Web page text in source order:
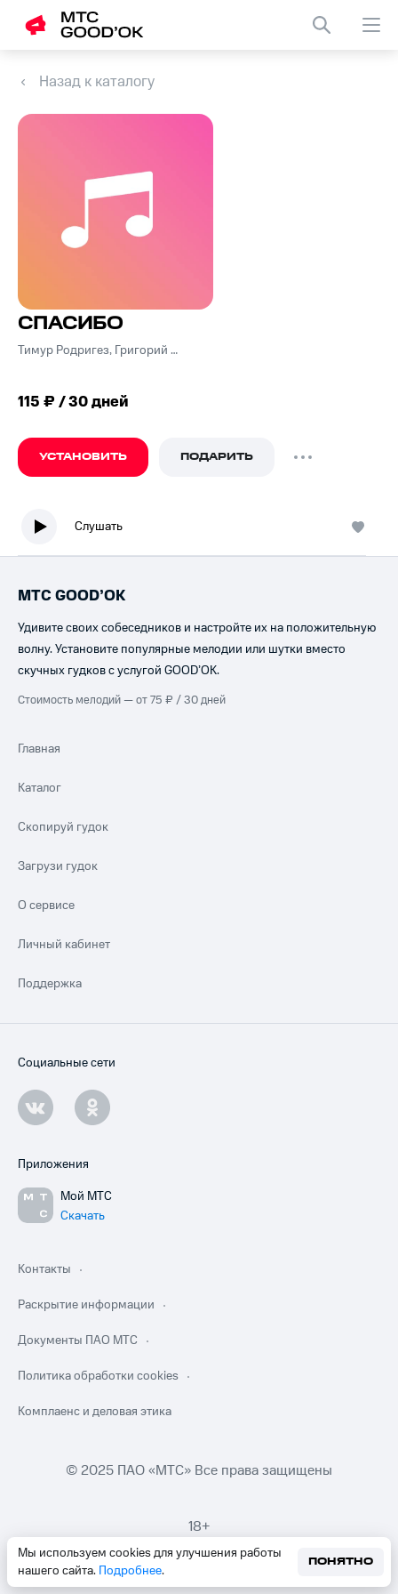
Назад к каталогу
СПАСИБО
Тимур Родригез, Григорий Лепс
115 ₽ / 30 дней
УСТАНОВИТЬ ПОДАРИТЬ
Слушать
Мы используем cookies для улучшения работы
нашего сайта. Подробнее.
ПОНЯТНО
МТС GOOD’OK
Удивите своих собеседников и настройте их на положительную
волну. Установите популярные мелодии или шутки вместо
скучных гудков с услугой GOOD’OK.
Стоимость мелодий — от 75 ₽ / 30 дней
Главная
Каталог
Скопируй гудок
Загрузи гудок
О сервисе
Личный кабинет
Поддержка
Социальные сети
Приложения
Мой МТС
Скачать
Контакты
Раскрытие информации
Документы ПАО МТС
Политика обработки cookies
Комплаенс и деловая этика
© 2025 ПАО «МТС» Все права защищены
18+